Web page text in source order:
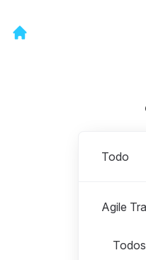
Todo
Agile
Puestos en